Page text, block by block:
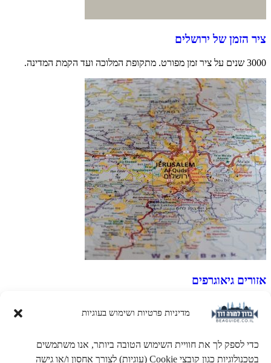
מדיניות פרטיות ושימוש בעוגיות
כדי לספק לך את חוויית השימוש הטובה ביותר, אנו משתמשים
בטכנולוגיות כגון קובצי Cookie (עוגיות) לצורך אחסון ו/או גישה
ציר הזמן של ירושלים
3000 שנים על ציר זמן מפורט. מתקופת המלוכה ועד הקמת המדינה.
אזורים גיאוגרפים
מערכת הכולל מאפיינים של כל אזור גאוגרפי בארץ ישראל.